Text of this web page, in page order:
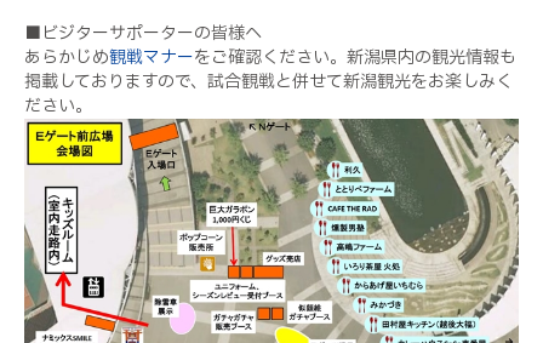
■ビジターサポーターの皆様へ
あらかじめ観戦マナーをご確認ください。新潟県内の観光情報も
掲載しておりますので、試合観戦と併せて新潟観光をお楽しみく
ださい。